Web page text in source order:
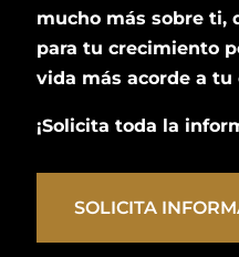
mucho más sobre ti,
para tu crecimiento
vida más acorde a tu
¡Solicita toda la
SOLICITA